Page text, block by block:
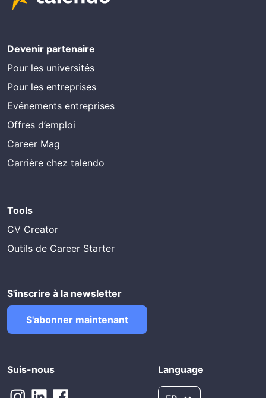
Devenir partenaire
Pour les universités
Pour les entreprises
Evénements entreprises
Offres d’emploi
Career Mag
Carrière chez talendo
Tools
CV Creator
Outils de Career Starter
S'inscrire à la newsletter
S'abonner maintenant
Suis-nous Language